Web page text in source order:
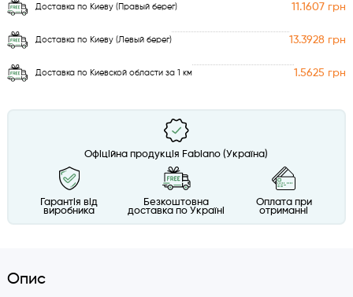
Доставка по Киеву (Правый берег) 11.1607 грн
Доставка по Киеву (Левый берег) 13.3928 грн
Доставка по Киевской области за 1 км 1.5625 грн
Офіційна продукція Fabiano (Україна)
Гарантія від
виробника
Безкоштовна
доставка по Україні
Оплата при
отриманні
Опис